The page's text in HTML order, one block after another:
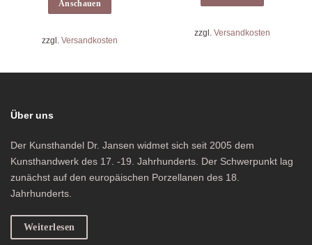
Anschauen
zzgl. Versandkosten
zzgl. Versandkosten
Über uns
Der Kunsthandel Dr. Jansen widmet sich seit 2005 dem
Kunsthandwerk des 17. -19. Jahrhunderts. Der Schwerpunkt lag
zunächst auf den europäischen Porzellanen des 18.
Jahrhunderts.
Weiterlesen